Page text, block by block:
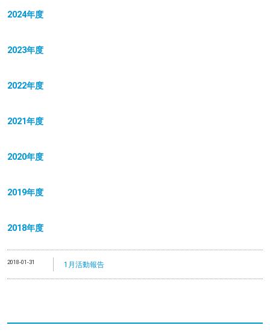
2024年度
2023年度
2022年度
2021年度
2020年度
2019年度
2018年度
2018-01-31 1月活動報告